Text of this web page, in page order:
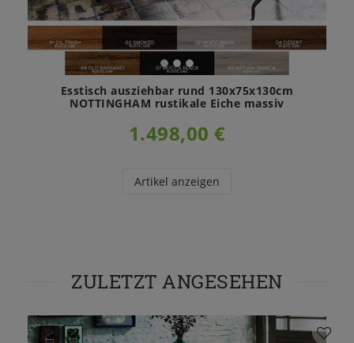
Esstisch ausziehbar rund 130x75x130cm
NOTTINGHAM rustikale Eiche massiv
1.498,00 €
Artikel anzeigen
ZULETZT ANGESEHEN